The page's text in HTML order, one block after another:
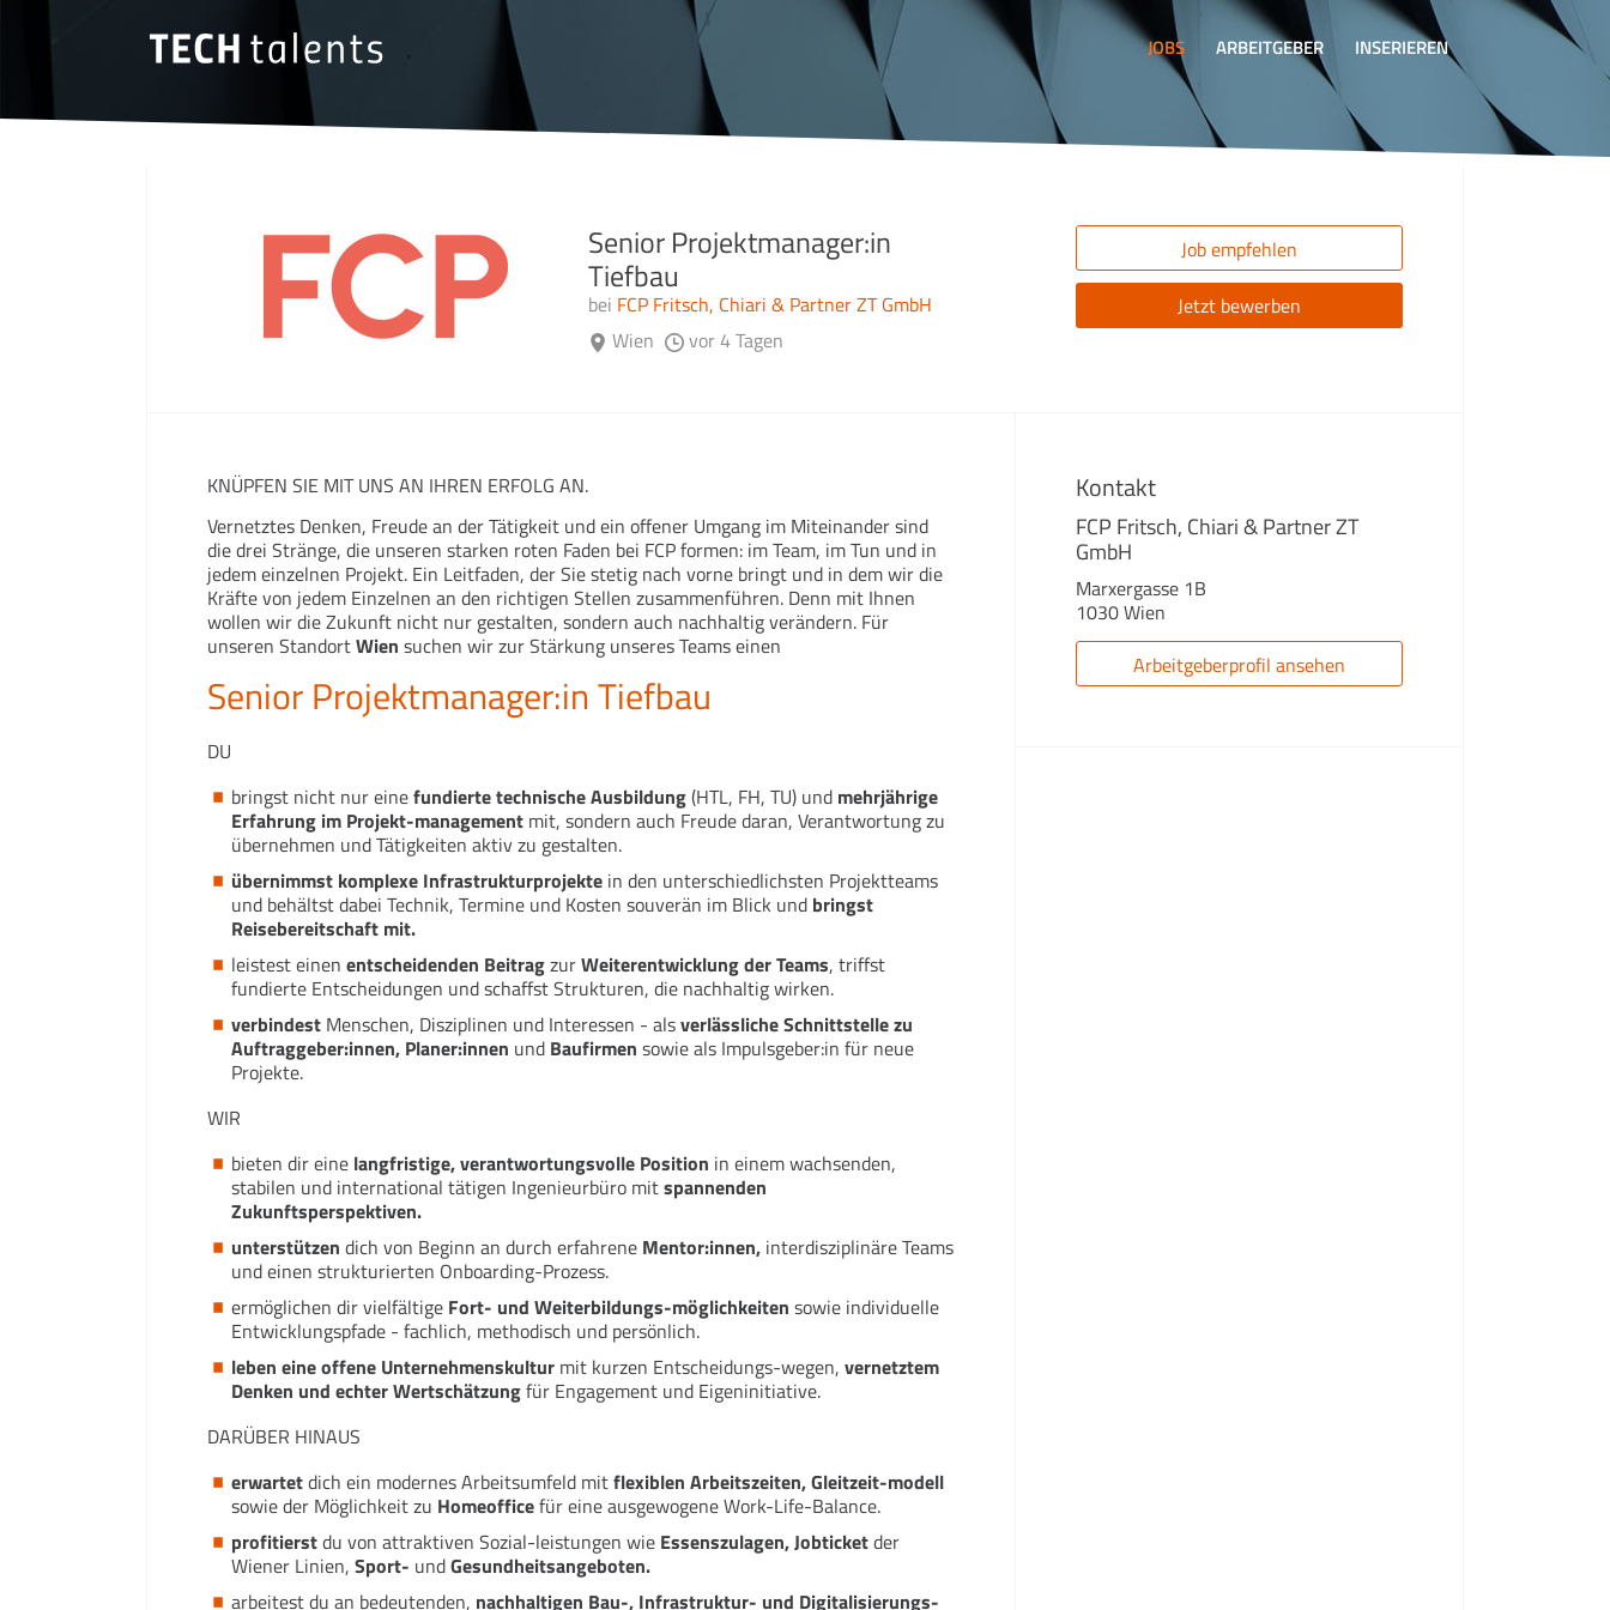
JOBS ARBEITGEBER INSERIEREN
Senior Projektmanager:in
Tiefbau
bei FCP Fritsch, Chiari & Partner ZT GmbH
Wien
vor 4 Tagen
Job empfehlen
Jetzt bewerben
KNÜPFEN SIE MIT UNS AN IHREN ERFOLG AN.
Vernetztes Denken, Freude an der Tätigkeit und ein offener Umgang im Miteinander sind
die drei Stränge, die unseren starken roten Faden bei FCP formen: im Team, im Tun und in
jedem einzelnen Projekt. Ein Leitfaden, der Sie stetig nach vorne bringt und in dem wir die
Kräfte von jedem Einzelnen an den richtigen Stellen zusammenführen. Denn mit Ihnen
wollen wir die Zukunft nicht nur gestalten, sondern auch nachhaltig verändern. Für
unseren StandortWien suchen wir zur Stärkung unseres Teams einen
Senior Projektmanager:in Tiefbau
DU
bringst nicht nur einefundierte technische Ausbildung(HTL, FH, TU) und mehrjährige
Erfahrung im Projekt-management mit, sondern auch Freude daran, Verantwortung zu
übernehmen und Tätigkeiten aktiv zu gestalten.
übernimmst komplexe Infrastrukturprojekte in den unterschiedlichsten Projektteams
und behältst dabei Technik, Termine und Kosten souverän im Blick und bringst
Reisebereitschaft mit.
leistest einen entscheidenden BeitragzurWeiterentwicklung der Teams, triffst
fundierte Entscheidungen und schaffst Strukturen, die nachhaltig wirken.
verbindest Menschen, Disziplinen und Interessen - alsverlässliche Schnittstelle zu
Auftraggeber:innen, Planer:innen und Baufirmen sowie als Impulsgeber:in für neue
Projekte.
WIR
bieten dir eine langfristige, verantwortungsvolle Position in einem wachsenden,
stabilen und international tätigen Ingenieurbüro mitspannenden
Zukunftsperspektiven.
unterstützen dich von Beginn an durch erfahrene Mentor:innen, interdisziplinäre Teams
und einen strukturierten Onboarding-Prozess.
ermöglichen dir vielfältige Fort- und Weiterbildungs-möglichkeiten sowie individuelle
Entwicklungspfade - fachlich, methodisch und persönlich.
leben eine offene Unternehmenskultur mit kurzen Entscheidungs-wegen, vernetztem
Denken und echter Wertschätzungfür Engagement und Eigeninitiative.
DARÜBER HINAUS
erwartetdich ein modernes Arbeitsumfeld mitflexiblen Arbeitszeiten, Gleitzeit-modell
sowie der Möglichkeit zu Homeofficefür eine ausgewogene Work-Life-Balance.
profitierstdu von attraktiven Sozial-leistungen wie Essenszulagen, Jobticketder
Wiener Linien, Sport- undGesundheitsangeboten.
arbeitest du an bedeutenden, nachhaltigen Bau-, Infrastruktur- und Digitalisierungs-
Kontakt
FCP Fritsch, Chiari & Partner ZT
GmbH
Marxergasse 1B
1030 Wien
Arbeitgeberprofil ansehen